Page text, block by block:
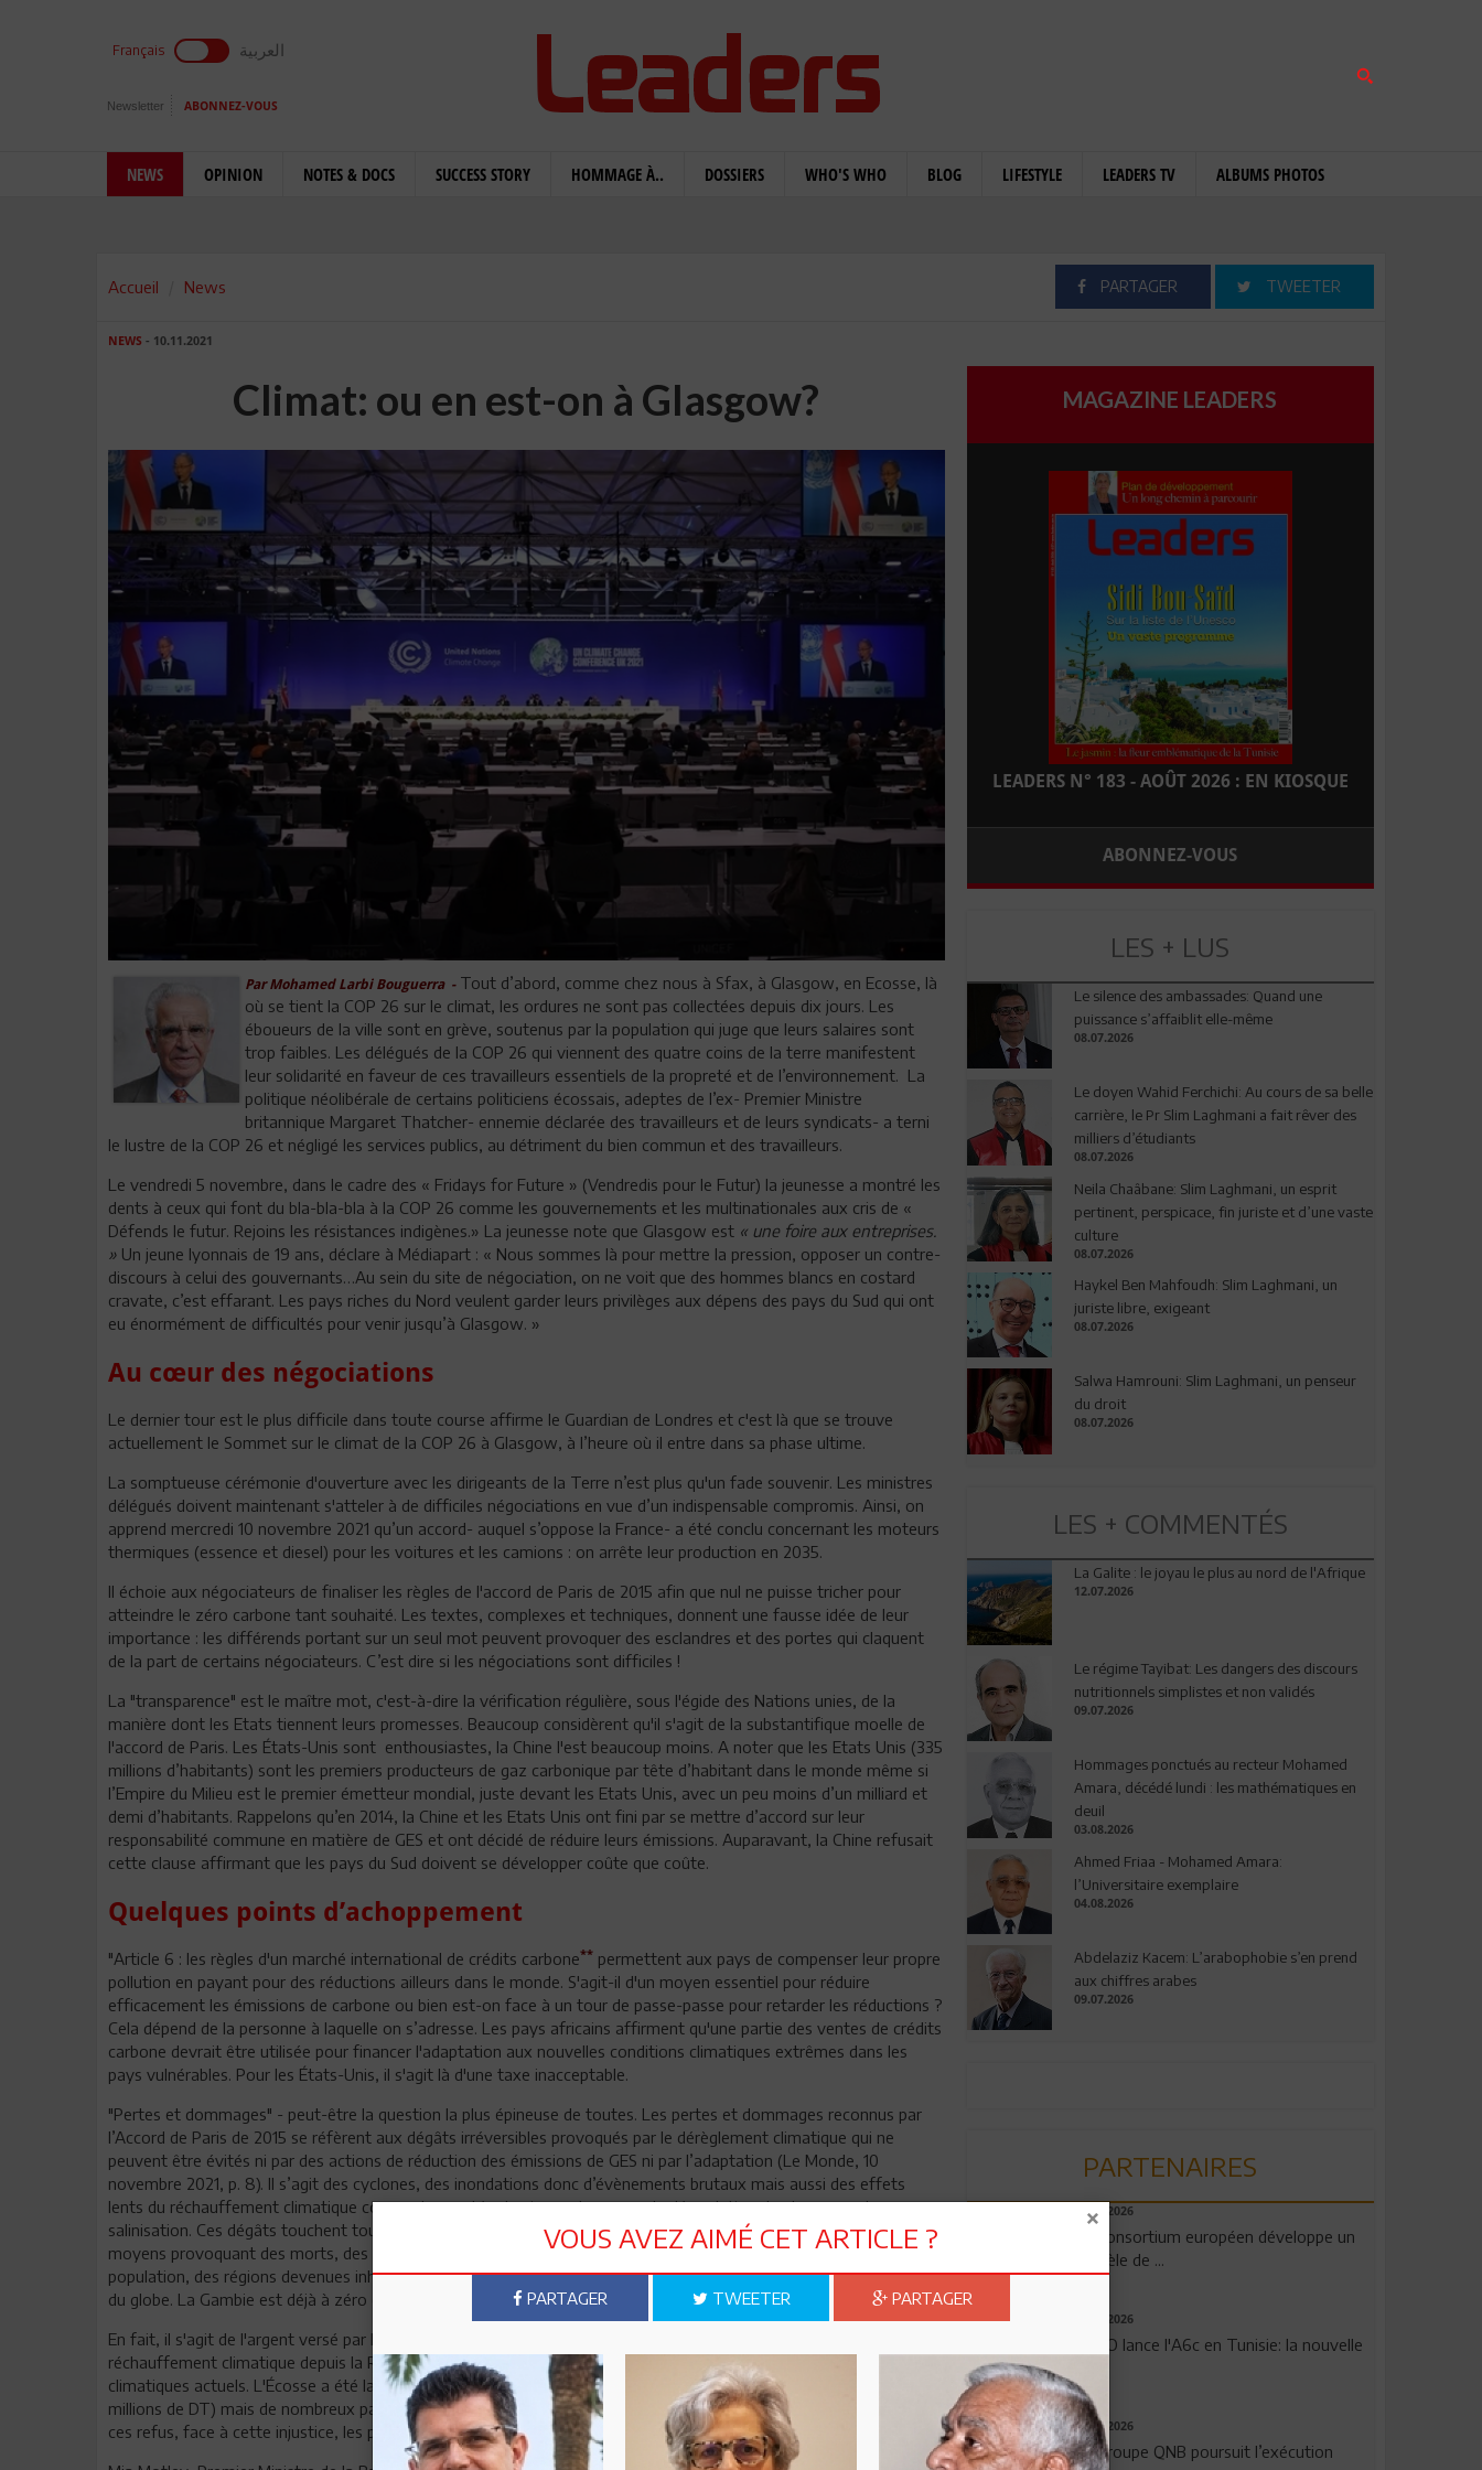
Français العربية
Newsletter ABONNEZ-VOUS
NEWS OPINION NOTES & DOCS SUCCESS STORY HOMMAGE À.. DOSSIERS WHO'S WHO BLOG LIFESTYLE LEADERS TV ALBUMS PHOTOS
Accueil News PARTAGER TWEETER
NEWS - 10.11.2021
Climat: ou en est-on à Glasgow?
Par Mohamed Larbi Bouguerra -Tout d’abord, comme chez nous à Sfax, à Glasgow, en Ecosse, là
où se tient la COP 26 sur le climat, les ordures ne sont pas collectées depuis dix jours. Les
éboueurs de la ville sont en grève, soutenus par la population qui juge que leurs salaires sont
trop faibles. Les délégués de la COP 26 qui viennent des quatre coins de la terre manifestent
leur solidarité en faveur de ces travailleurs essentiels de la propreté et de l’environnement. La
politique néolibérale de certains politiciens écossais, adeptes de l’ex- Premier Ministre
britannique Margaret Thatcher- ennemie déclarée des travailleurs et de leurs syndicats- a terni
le lustre de la COP 26 et négligé les services publics, au détriment du bien commun et des travailleurs.
Le vendredi 5 novembre, dans le cadre des « Fridays for Future » (Vendredis pour le Futur) la jeunesse a montré les
dents à ceux qui font du bla-bla-bla à la COP 26 comme les gouvernements et les multinationales aux cris de «
Défends le futur. Rejoins les résistances indigènes.» La jeunesse note que Glasgow est « une foire aux entreprises.
» Un jeune lyonnais de 19 ans, déclare à Médiapart : « Nous sommes là pour mettre la pression, opposer un contre-
discours à celui des gouvernants…Au sein du site de négociation, on ne voit que des hommes blancs en costard
cravate, c’est effarant. Les pays riches du Nord veulent garder leurs privilèges aux dépens des pays du Sud qui ont
eu énormément de difficultés pour venir jusqu’à Glasgow. »
Au cœur des négociations
Le dernier tour est le plus difficile dans toute course affirme le Guardian de Londres et c'est là que se trouve
actuellement le Sommet sur le climat de la COP 26 à Glasgow, à l’heure où il entre dans sa phase ultime.
La somptueuse cérémonie d'ouverture avec les dirigeants de la Terre n’est plus qu'un fade souvenir. Les ministres
délégués doivent maintenant s'atteler à de difficiles négociations en vue d’un indispensable compromis. Ainsi, on
apprend mercredi 10 novembre 2021 qu’un accord- auquel s’oppose la France- a été conclu concernant les moteurs
thermiques (essence et diesel) pour les voitures et les camions : on arrête leur production en 2035.
Il échoie aux négociateurs de finaliser les règles de l'accord de Paris de 2015 afin que nul ne puisse tricher pour
atteindre le zéro carbone tant souhaité. Les textes, complexes et techniques, donnent une fausse idée de leur
importance : les différends portant sur un seul mot peuvent provoquer des esclandres et des portes qui claquent
de la part de certains négociateurs. C’est dire si les négociations sont difficiles !
La "transparence" est le maître mot, c'est-à-dire la vérification régulière, sous l'égide des Nations unies, de la
manière dont les Etats tiennent leurs promesses. Beaucoup considèrent qu'il s'agit de la substantifique moelle de
l'accord de Paris. Les États-Unis sont enthousiastes, la Chine l'est beaucoup moins. A noter que les Etats Unis (335
millions d’habitants) sont les premiers producteurs de gaz carbonique par tête d’habitant dans le monde même si
l’Empire du Milieu est le premier émetteur mondial, juste devant les Etats Unis, avec un peu moins d’un milliard et
demi d’habitants. Rappelons qu’en 2014, la Chine et les Etats Unis ont fini par se mettre d’accord sur leur
responsabilité commune en matière de GES et ont décidé de réduire leurs émissions. Auparavant, la Chine refusait
cette clause affirmant que les pays du Sud doivent se développer coûte que coûte.
Quelques points d’achoppement
"Article 6 : les règles d'un marché international de crédits carbone** permettent aux pays de compenser leur propre
pollution en payant pour des réductions ailleurs dans le monde. S'agit-il d'un moyen essentiel pour réduire
efficacement les émissions de carbone ou bien est-on face à un tour de passe-passe pour retarder les réductions ?
Cela dépend de la personne à laquelle on s’adresse. Les pays africains affirment qu'une partie des ventes de crédits
carbone devrait être utilisée pour financer l'adaptation aux nouvelles conditions climatiques extrêmes dans les
pays vulnérables. Pour les États-Unis, il s'agit là d'une taxe inacceptable.
"Pertes et dommages" - peut-être la question la plus épineuse de toutes. Les pertes et dommages reconnus par
l’Accord de Paris de 2015 se réfèrent aux dégâts irréversibles provoqués par le dérèglement climatique qui ne
peuvent être évités ni par des actions de réduction des émissions de GES ni par l’adaptation (Le Monde, 10
novembre 2021, p. 8). Il s’agit des cyclones, des inondations donc d’évènements brutaux mais aussi des effets
lents du réchauffement climatique comme la montée du niveau des mers, la dégradation des terres ou leur
salinisation. Ces dégâts touchent tout le monde mais ils affectent bien plus les pays pauvres en manque de
moyens provoquant des morts, des pertes économiques, des retombées sur la santé, des migrations de
population, des régions devenues inhabitables. Or, ces pays sont les moins responsables de ce qui arrive au climat
du globe. La Gambie est déjà à zéro émission.
En fait, il s'agit de l'argent versé par les nations riches - qui sont les principaux émetteurs de GES à l’origine du
réchauffement climatique depuis la Révolution Industrielle- aux nations pauvres qui souffrent le plus des aléas
climatiques actuels. L'Écosse a été la première à offrir un million de livres sterling (1,17 million d’euros soit 3, 83
millions de DT) mais de nombreux pays sont réticents et notamment les Etats Unis et l’Union Européenne. Face à
ces refus, face à cette injustice, les pays du Sud appellent à plus de « solidarité » de la part des pays du Nord.
MAGAZINE LEADERS
LEADERS N° 183 - AOÛT 2026 : EN KIOSQUE
ABONNEZ-VOUS
LES + LUS
Le silence des ambassades: Quand une
puissance s’affaiblit elle-même
08.07.2026
Le doyen Wahid Ferchichi: Au cours de sa belle
carrière, le Pr Slim Laghmani a fait rêver des
milliers d’étudiants
08.07.2026
Neila Chaâbane: Slim Laghmani, un esprit
pertinent, perspicace, fin juriste et d’une vaste
culture
08.07.2026
Haykel Ben Mahfoudh: Slim Laghmani, un
juriste libre, exigeant
08.07.2026
Salwa Hamrouni: Slim Laghmani, un penseur
du droit
08.07.2026
LES + COMMENTÉS
La Galite : le joyau le plus au nord de l'Afrique
12.07.2026
Le régime Tayibat: Les dangers des discours
nutritionnels simplistes et non validés
09.07.2026
Hommages ponctués au recteur Mohamed
Amara, décédé lundi : les mathématiques en
deuil
03.08.2026
Ahmed Friaa - Mohamed Amara:
l’Universitaire exemplaire
04.08.2026
Abdelaziz Kacem: L’arabophobie s’en prend
aux chiffres arabes
09.07.2026
PARTENAIRES
06.08.2026
Un consortium européen développe un
modèle de ...
04.08.2026
OPPO lance l'A6c en Tunisie: la nouvelle
29.07.2026
Le Groupe QNB poursuit l’exécution
VOUS AVEZ AIMÉ CET ARTICLE ?
PARTAGER TWEETER PARTAGER